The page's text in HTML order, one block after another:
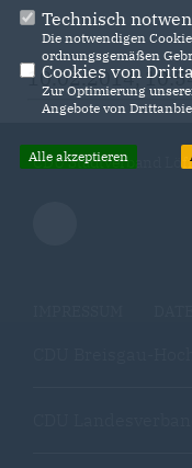
10.02.2014,
CDU Stadtverband
Technisch
Die notwendigen
ordnungsgemäßen
Cookies von
Zur Optimierung
Angebote von
Alle akzeptieren